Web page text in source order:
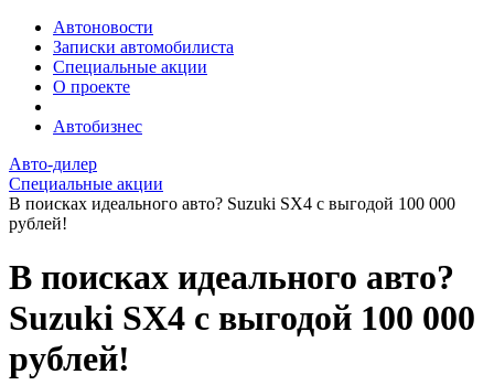
Автоновости
Записки автомобилиста
Специальные акции
О проекте
Автобизнес
Авто-дилер
Специальные акции
В поисках идеального авто? Suzuki SX4 с выгодой 100 000
рублей!
В поисках идеального авто?
Suzuki SX4 с выгодой 100 000
рублей!